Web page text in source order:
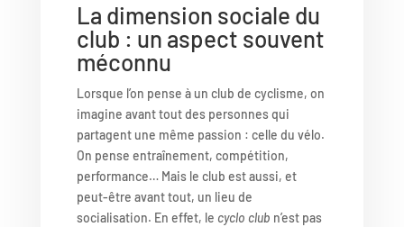
La dimension sociale du
club : un aspect souvent
méconnu
Lorsque l’on pense à un club de cyclisme, on
imagine avant tout des personnes qui
partagent une même passion : celle du vélo.
On pense entraînement, compétition,
performance… Mais le club est aussi, et
peut-être avant tout, un lieu de
socialisation. En effet, le cyclo club n’est pas